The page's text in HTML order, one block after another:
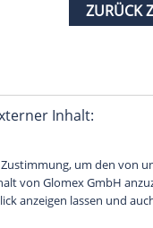
ZURÜCK
Inhalt:
um den von
von Glomex GmbH
anzeigen lassen und